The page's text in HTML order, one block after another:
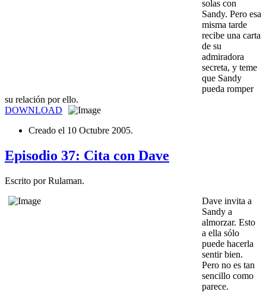
solas con
Sandy. Pero esa
misma tarde
recibe una carta
de su
admiradora
secreta, y teme
que Sandy
pueda romper
su relación por ello.
DOWNLOAD
Creado el 10 Octubre 2005.
Episodio 37: Cita con Dave
Escrito por Rulaman.
Dave invita a
Sandy a
almorzar. Esto
a ella sólo
puede hacerla
sentir bien.
Pero no es tan
sencillo como
parece.